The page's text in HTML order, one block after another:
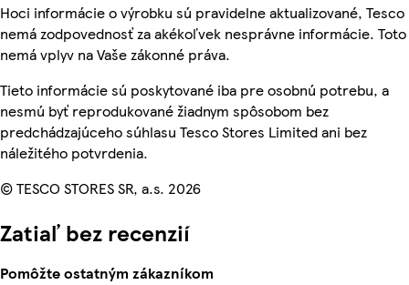
Hoci informácie o výrobku sú pravidelne aktualizované, Tesco
nemá zodpovednosť za akékoľvek nesprávne informácie. Toto
nemá vplyv na Vaše zákonné práva.
Tieto informácie sú poskytované iba pre osobnú potrebu, a
nesmú byť reprodukované žiadnym spôsobom bez
predchádzajúceho súhlasu Tesco Stores Limited ani bez
náležitého potvrdenia.
© TESCO STORES SR, a.s. 2026
Zatiaľ bez recenzií
Pomôžte ostatným zákazníkom